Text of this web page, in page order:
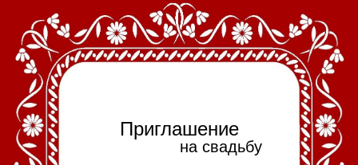
Приглашение
на свадьбу